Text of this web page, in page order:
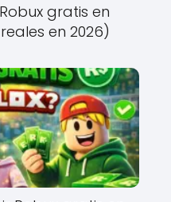
gratis en
en 2026)